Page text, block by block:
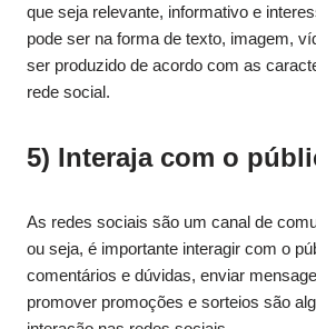
que seja relevante, informativo e
pode ser na forma de texto, imagem,
ser produzido de acordo com as
rede social.
5) Interaja com o
As redes sociais são um canal de
ou seja, é importante interagir com o
comentários e dúvidas, enviar
promover promoções e sorteios são